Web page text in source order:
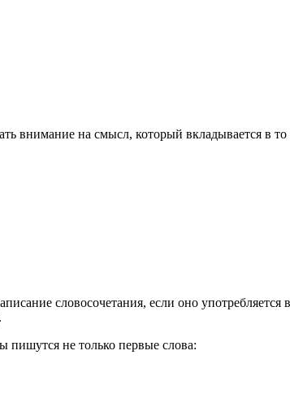
внимание на смысл, который вкладывается в
словосочетания, если оно употребляется
не только первые слова: